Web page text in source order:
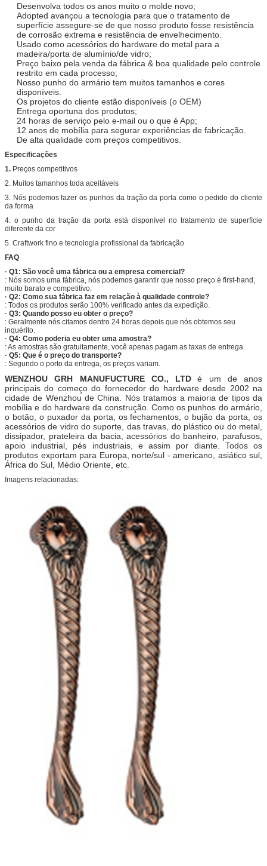
Desenvolva todos os anos muito o molde novo;
Adopted avançou a tecnologia para que o tratamento de
superfície assegure-se de que nosso produto fosse resistência
de corrosão extrema e resistência de envelhecimento.
Usado como acessórios do hardware do metal para a
madeira/porta de alumínio/de vidro;
Preço baixo pela venda da fábrica & boa qualidade pelo controle
restrito em cada processo;
Nosso punho do armário tem muitos tamanhos e cores
disponíveis.
Os projetos do cliente estão disponíveis (o OEM)
Entrega oportuna dos produtos;
24 horas de serviço pelo e-mail ou o que é App;
12 anos de mobília para segurar experiências de fabricação.
De alta qualidade com preços competitivos.
Especificações
1. Preços competitivos
2. Muitos tamanhos toda aceitáveis
3. Nós podemos fazer os punhos da tração da porta como o pedido do cliente
da forma
4. o punho da tração da porta está disponível no tratamento de superfície
diferente da cor
5. Craftwork fino e tecnologia profissional da fabricação
FAQ
· Q1: São você uma fábrica ou a empresa comercial?
: Nós somos uma fábrica, nós podemos garantir que nosso preço é first-hand,
muito barato e competitivo.
· Q2: Como sua fábrica faz em relação à qualidade controle?
: Todos os produtos serão 100% verificado antes da expedição.
· Q3: Quando posso eu obter o preço?
: Geralmente nós citamos dentro 24 horas depois que nós obtemos seu
inquérito.
· Q4: Como poderia eu obter uma amostra?
: As amostras são gratuitamente, você apenas pagam as taxas de entrega.
· Q5: Que é o preço do transporte?
: Segundo o porto da entrega, os preços variam.
WENZHOU GRH MANUFUCTURE CO., LTD
é um de anos
principais do começo do fornecedor do hardware desde 2002 na
cidade de Wenzhou de China. Nós tratamos a maioria de tipos da
mobília e do hardware da construção. Como os punhos do armário,
o botão, o puxador da porta, os fechamentos, o bujão da porta, os
acessórios de vidro do suporte, das travas, do plástico ou do metal,
dissipador, prateleira da bacia, acessórios do banheiro, parafusos,
apoio industrial, pés industriais, e assim por diante. Todos os
produtos exportam para Europa, norte/sul - americano, asiático sul,
África do Sul, Médio Oriente, etc.
Imagens relacionadas: